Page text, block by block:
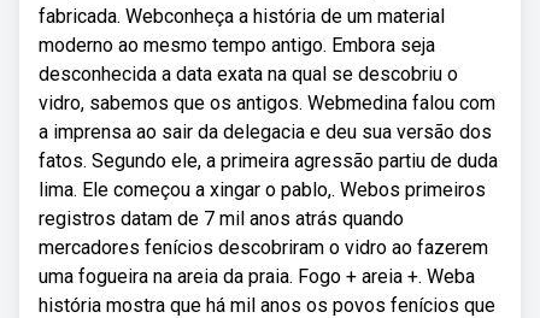
fabricada. Webconheça a história de um material
moderno ao mesmo tempo antigo. Embora seja
desconhecida a data exata na qual se descobriu o
vidro, sabemos que os antigos. Webmedina falou com
a imprensa ao sair da delegacia e deu sua versão dos
fatos. Segundo ele, a primeira agressão partiu de duda
lima. Ele começou a xingar o pablo,. Webos primeiros
registros datam de 7 mil anos atrás quando
mercadores fenícios descobriram o vidro ao fazerem
uma fogueira na areia da praia. Fogo + areia +. Weba
história mostra que há mil anos os povos fenícios que